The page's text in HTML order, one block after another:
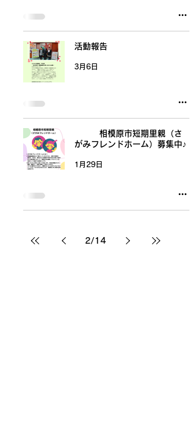
活動報告
3月6日
相模原市短期里親（さ
がみフレンドホーム）募集中♪
1月29日
2/ 14